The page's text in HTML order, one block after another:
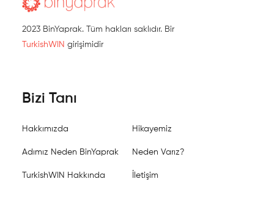
2023 BinYaprak. Tüm hakları saklıdır. Bir
TurkishWIN girişimidir
Bizi Tanı
Hakkımızda Hikayemiz
Adımız Neden BinYaprak Neden Varız?
TurkishWIN Hakkında İletişim